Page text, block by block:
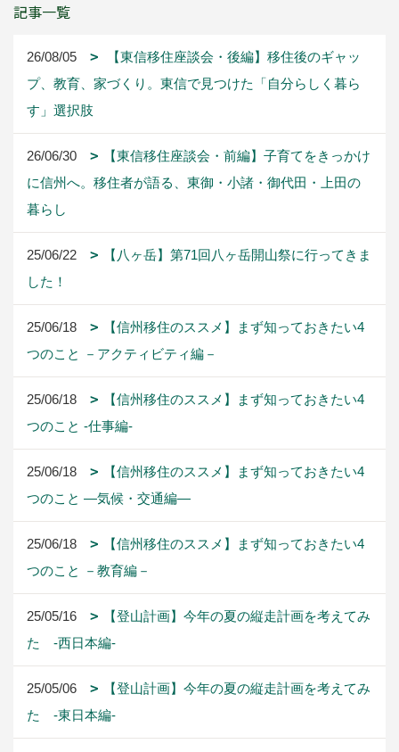
記事一覧
26/08/05
【東信移住座談会・後編】移住後のギャッ
プ、教育、家づくり。東信で見つけた「自分らしく暮ら
す」選択肢
26/06/30
【東信移住座談会・前編】子育てをきっかけ
に信州へ。移住者が語る、東御・小諸・御代田・上田の
暮らし
25/06/22
【八ヶ岳】第71回八ヶ岳開山祭に行ってきま
した！
25/06/18
【信州移住のススメ】まず知っておきたい4
つのこと －アクティビティ編－
25/06/18
【信州移住のススメ】まず知っておきたい4
つのこと -仕事編-
25/06/18
【信州移住のススメ】まず知っておきたい4
つのこと ―気候・交通編―
25/06/18
【信州移住のススメ】まず知っておきたい4
つのこと －教育編－
25/05/16
【登山計画】今年の夏の縦走計画を考えてみ
た -西日本編-
25/05/06
【登山計画】今年の夏の縦走計画を考えてみ
た -東日本編-